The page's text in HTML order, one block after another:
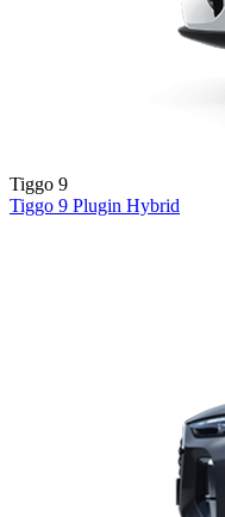
Tiggo 9
Tiggo 9 Plugin Hybrid